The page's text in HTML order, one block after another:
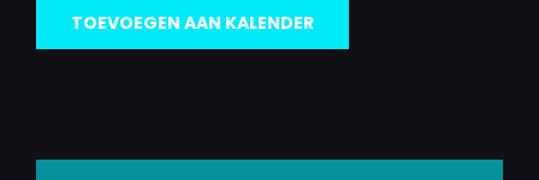
TOEVOEGEN AAN KALENDER